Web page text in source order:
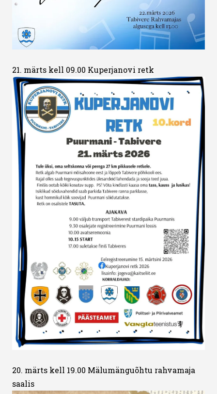
21. märts kell 09.00 Kuperjanovi retk
20. märts kell 19.00 Mälumänguõhtu rahvamaja
saalis